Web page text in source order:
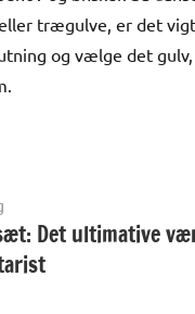
trægulve, er det
og vælge det gulv,
Det ultimative